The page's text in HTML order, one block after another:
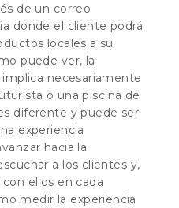
de un correo
donde el cliente podrá
locales a su
puede ver, la
necesariamente
o una piscina de
diferente y puede ser
experiencia
hacia la
a los clientes y,
ellos en cada
medir la experiencia